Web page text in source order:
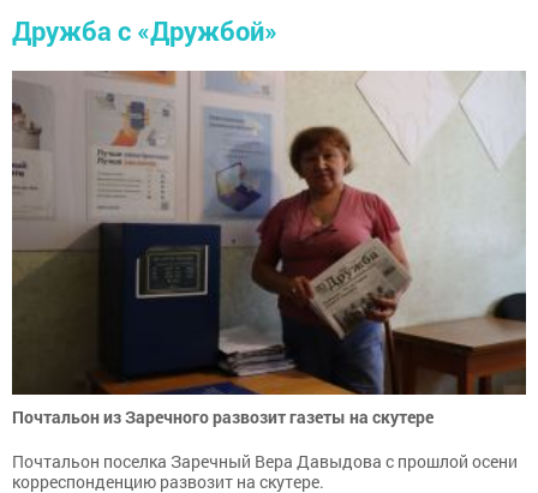
Дружба с «Дружбой»
Почтальон из Заречного развозит газеты на скутере
Почтальон поселка Заречный Вера Давыдова с прошлой осени
корреспонденцию развозит на скутере.